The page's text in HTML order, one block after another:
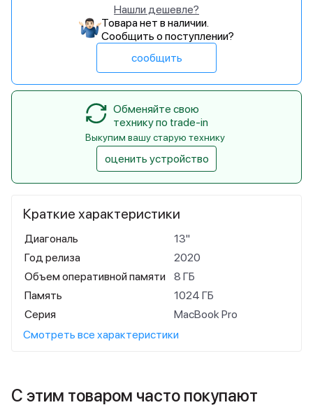
Краткие характеристики
Диагональ
13"
Год релиза
2020
Объем оперативной памяти
8 ГБ
Память
1024 ГБ
Серия
MacBook Pro
Смотреть все характеристики
Нашли дешевле?
Товара нет в наличии.
Сообщить о поступлении?
сообщить
Обменяйте свою
технику по trade-in
Выкупим вашу старую технику
оценить устройство
С этим товаром часто покупают